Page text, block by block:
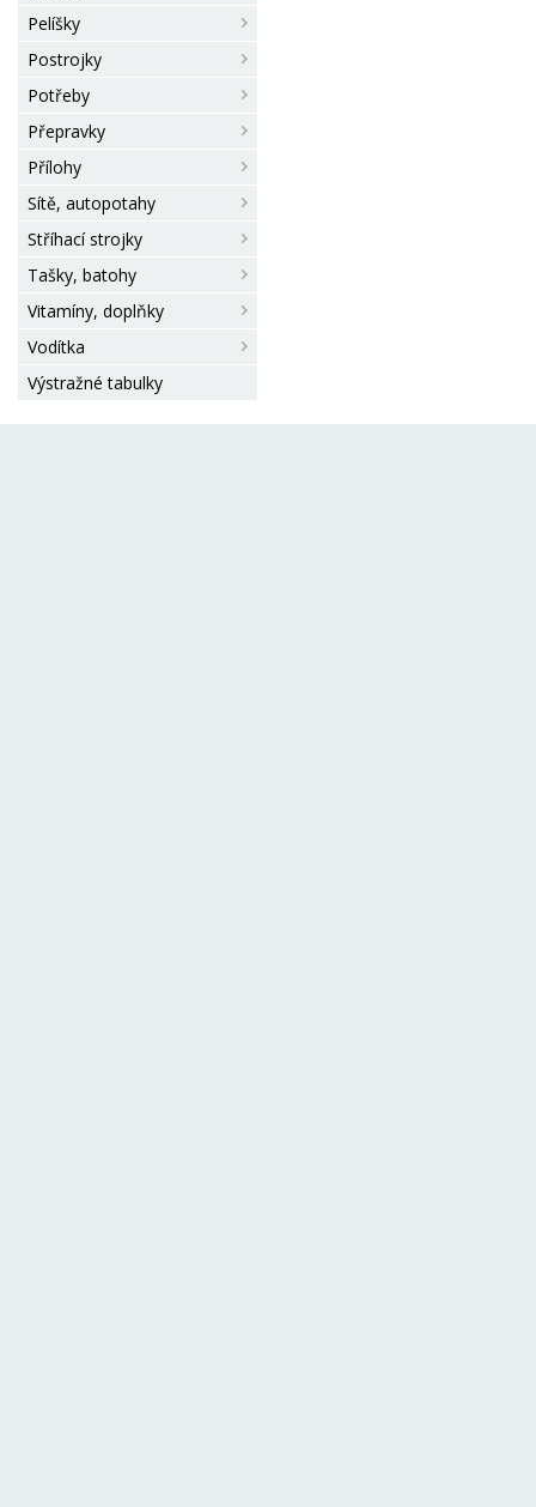
Pelíšky
Postrojky
Potřeby
Přepravky
Přílohy
Sítě, autopotahy
Stříhací strojky
Tašky, batohy
Vitamíny, doplňky
Vodítka
Výstražné tabulky